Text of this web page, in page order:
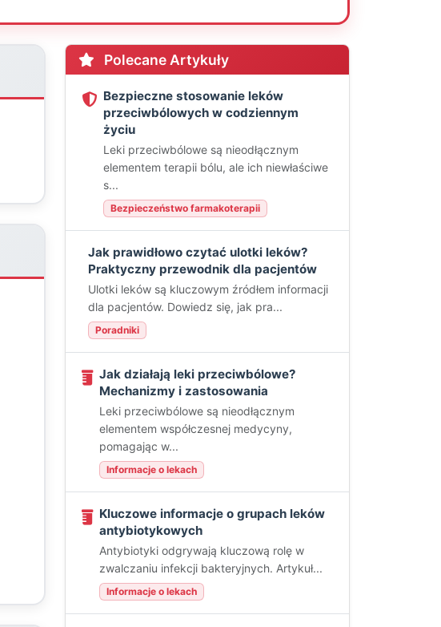
Polecane Artykuły
Bezpieczne stosowanie leków
przeciwbólowych w codziennym
życiu
Leki przeciwbólowe są nieodłącznym
elementem terapii bólu, ale ich niewłaściwe
s...
Bezpieczeństwo farmakoterapii
Jak prawidłowo czytać ulotki leków?
Praktyczny przewodnik dla pacjentów
Ulotki leków są kluczowym źródłem informacji
dla pacjentów. Dowiedz się, jak pra...
Poradniki
Jak działają leki przeciwbólowe?
Mechanizmy i zastosowania
Leki przeciwbólowe są nieodłącznym
elementem współczesnej medycyny,
pomagając w...
Informacje o lekach
Kluczowe informacje o grupach leków
antybiotykowych
Antybiotyki odgrywają kluczową rolę w
zwalczaniu infekcji bakteryjnych. Artykuł...
Informacje o lekach